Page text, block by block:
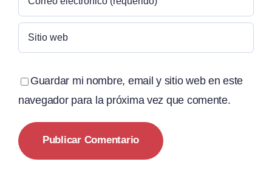
Guardar mi nombre, email y sitio web en este
navegador para la próxima vez que comente.